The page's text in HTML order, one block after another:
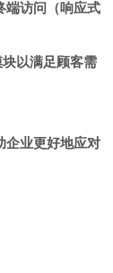
端访问（响应式
以满足顾客需
企业更好地应对